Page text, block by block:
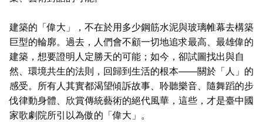
建築的「偉大」，不在於用多少鋼筋水泥與玻璃帷幕去構築
巨型的輪廓。過去，人們會不顧一切地追求最高、最雄偉的
建築，想要證明人定勝天的可能；如今，卻試圖找出與自
然、環境共生的法則，回歸到生活的根本——關於「人」的
感受。所有人其實都渴望傾訴故事、聆聽樂音、隨舞蹈的步
伐律動身體、欣賞傳統藝術的絕代風華，這些，才是臺中國
家歌劇院所引以為傲的「偉大」。